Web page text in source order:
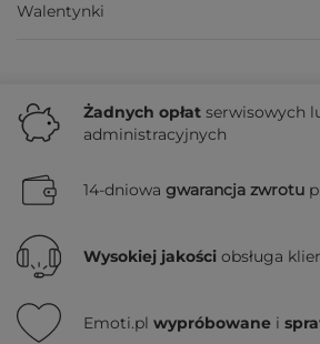
Walentynki
Żadnych opłat serwisowych
administracyjnych
14-dniowa gwarancja zwrotu
Wysokiej jakości obsługa
Emoti.pl wypróbowane i